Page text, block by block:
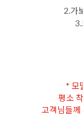
2.가
* 모
평소
고객님들께